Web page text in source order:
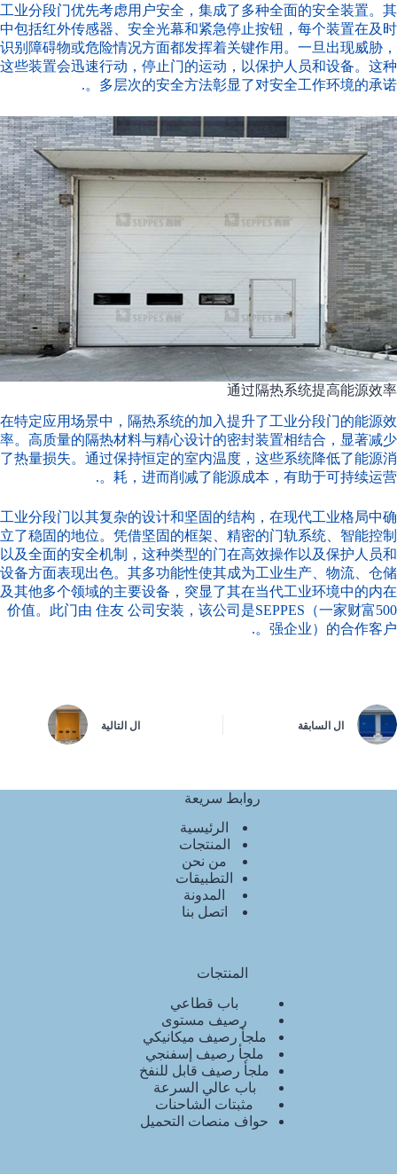
工业分段门优先考虑用户安全，集成了多种全面的安全装置。其
中包括红外传感器、安全光幕和紧急停止按钮，每个装置在及时
识别障碍物或危险情况方面都发挥着关键作用。一旦出现威胁，
这些装置会迅速行动，停止门的运动，以保护人员和设备。这种
多层次的安全方法彰显了对安全工作环境的承诺。.
通过隔热系统提高能源效率
在特定应用场景中，隔热系统的加入提升了工业分段门的能源效
率。高质量的隔热材料与精心设计的密封装置相结合，显著减少
了热量损失。通过保持恒定的室内温度，这些系统降低了能源消
耗，进而削减了能源成本，有助于可持续运营。.
工业分段门以其复杂的设计和坚固的结构，在现代工业格局中确
立了稳固的地位。凭借坚固的框架、精密的门轨系统、智能控制
以及全面的安全机制，这种类型的门在高效操作以及保护人员和
设备方面表现出色。其多功能性使其成为工业生产、物流、仓储
及其他多个领域的主要设备，突显了其在当代工业环境中的内在
价值。此门由 住友 公司安装，该公司是SEPPES（一家财富500
强企业）的合作客户。.
ال السابقة ال التالية
روابط سريعة
الرئيسية
المنتجات
من نحن
التطبيقات
المدونة
اتصل بنا
المنتجات
باب قطاعي
رصيف مستوى
ملجأ رصيف ميكانيكي
ملجأ رصيف إسفنجي
ملجأ رصيف قابل للنفخ
باب عالي السرعة
مثبتات الشاحنات
حواف منصات التحميل